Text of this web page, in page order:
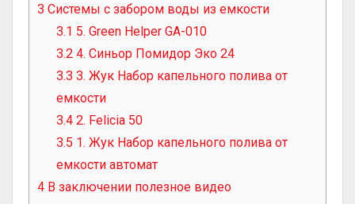
3 Системы с забором воды из емкости
3.1 5. Green Helper GA-010
3.2 4. Синьор Помидор Эко 24
3.3 3. Жук Набор капельного полива от
емкости
3.4 2. Felicia 50
3.5 1. Жук Набор капельного полива от
емкости автомат
4 В заключении полезное видео